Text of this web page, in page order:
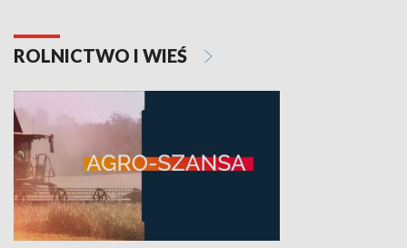
ROLNICTWO I WIEŚ